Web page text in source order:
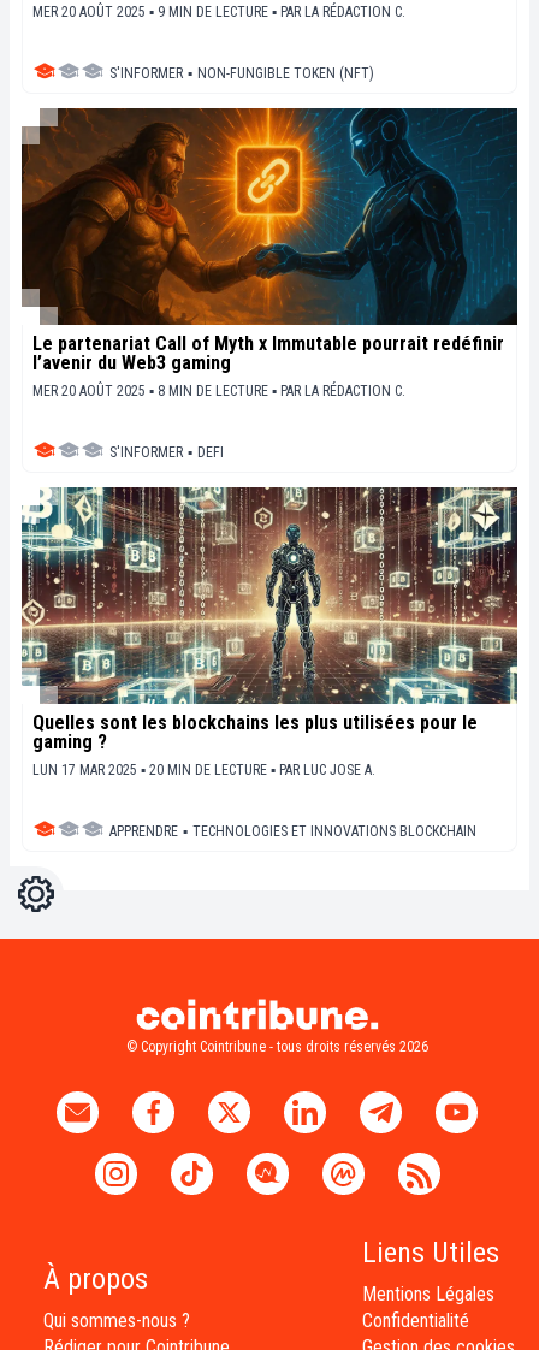
MER 20 AOÛT 2025 ▪ 9 MIN DE LECTURE ▪ PAR LA RÉDACTION C.
S'INFORMER ▪ NON-FUNGIBLE TOKEN (NFT)
Le partenariat Call of Myth x Immutable pourrait redéfinir
l’avenir du Web3 gaming
MER 20 AOÛT 2025 ▪ 8 MIN DE LECTURE ▪ PAR LA RÉDACTION C.
S'INFORMER ▪ DEFI
Quelles sont les blockchains les plus utilisées pour le
gaming ?
LUN 17 MAR 2025 ▪ 20 MIN DE LECTURE ▪ PAR LUC JOSE A.
APPRENDRE ▪ TECHNOLOGIES ET INNOVATIONS BLOCKCHAIN
Réglages
© Copyright Cointribune - tous droits réservés 2026
À propos
Qui sommes-nous ?
Liens Utiles
Mentions Légales
Confidentialité